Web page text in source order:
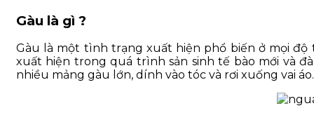
Gàu là gì ?
Gàu là một tình trạng xuất hiện phổ biến ở mọi
xuất hiện trong quá trình sản sinh tế bào mới và
nhiều mảng gàu lớn, dính vào tóc và rơi xuống vai